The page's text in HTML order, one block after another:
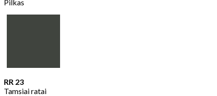
Pilkas
RR 23
Tamsiai ratai